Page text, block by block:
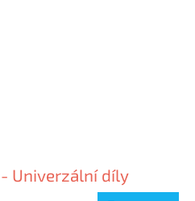
Univerzální díly